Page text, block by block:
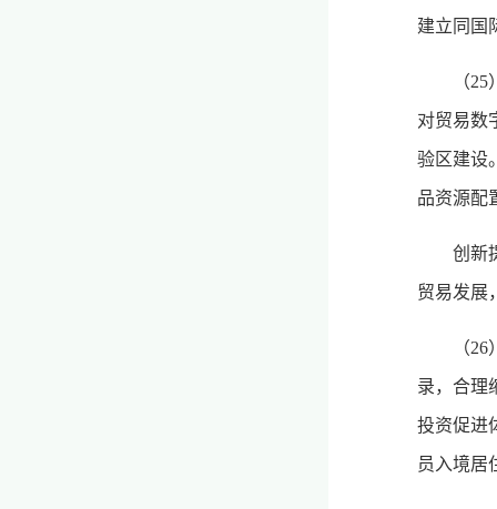
建立同国
（
对贸易数
验区建设
品资源配
创新
贸易发展
（
录，合理
投资促进
员入境居